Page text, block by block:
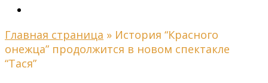
Главная страница » История “Красного
онежца” продолжится в новом спектакле
“Тася”